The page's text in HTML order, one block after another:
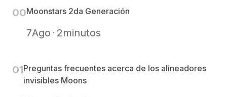
00Moonstars 2da Generación
7Ago 2minutos
01Preguntas frecuentes acerca de los alineadores
invisibles Moons